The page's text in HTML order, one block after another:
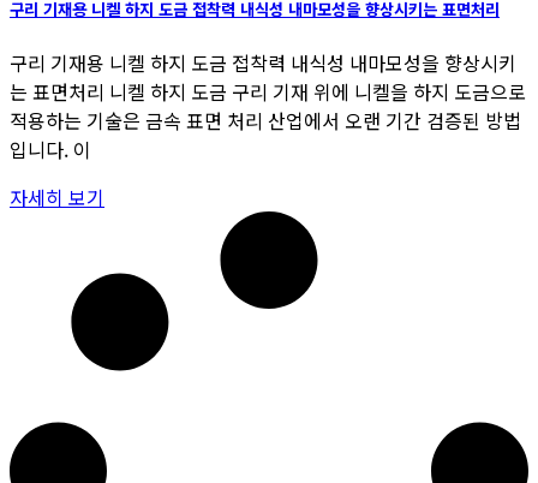
구리 기재용 니켈 하지 도금 접착력 내식성 내마모성을 향상시키
는 표면처리 니켈 하지 도금 구리 기재 위에 니켈을 하지 도금으로
적용하는 기술은 금속 표면 처리 산업에서 오랜 기간 검증된 방법
입니다. 이
자세히 보기